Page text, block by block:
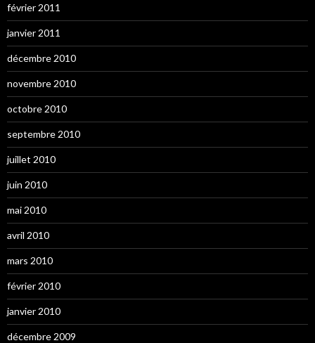
février 2011
janvier 2011
décembre 2010
novembre 2010
octobre 2010
septembre 2010
juillet 2010
juin 2010
mai 2010
avril 2010
mars 2010
février 2010
janvier 2010
décembre 2009